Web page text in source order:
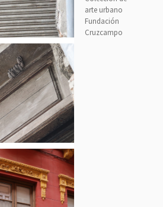
arte urbano
Fundación
Cruzcampo